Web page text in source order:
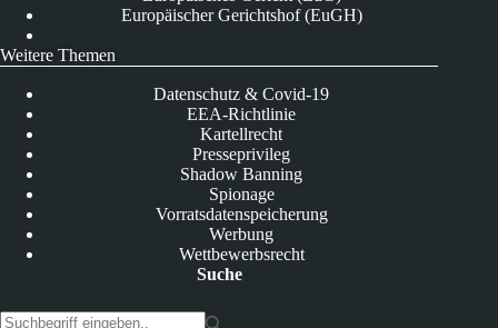
Europäischer Gerichtshof (EuGH)
Weitere Themen
Datenschutz & Covid-19
EEA-Richtlinie
Kartellrecht
Presseprivileg
Shadow Banning
Spionage
Vorratsdatenspeicherung
Werbung
Wettbewerbsrecht
Suche